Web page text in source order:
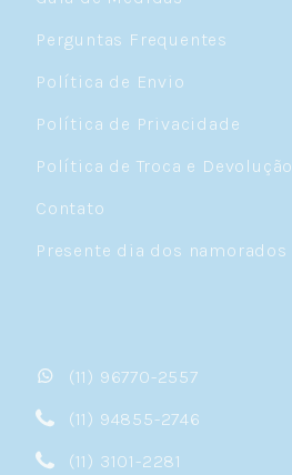
Perguntas Frequentes
Política de Envio
Política de Privacidade
Política de Troca e Devolução
Contato
Presente dia dos namorados
(11) 96770-2557
(11) 94855-2746
(11) 3101-2281